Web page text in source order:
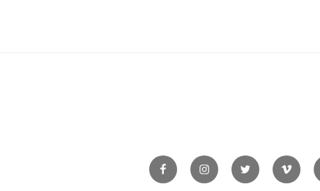
FacebookInstagramTwitter Vimeo